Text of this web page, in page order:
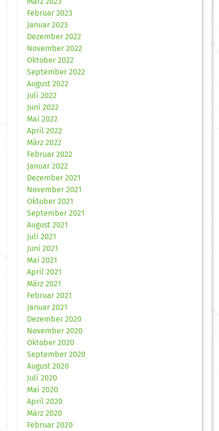
Februar 2023
Januar 2023
Dezember 2022
November 2022
Oktober 2022
September 2022
August 2022
Juli 2022
Juni 2022
Mai 2022
April 2022
März 2022
Februar 2022
Januar 2022
Dezember 2021
November 2021
Oktober 2021
September 2021
August 2021
Juli 2021
Juni 2021
Mai 2021
April 2021
März 2021
Februar 2021
Januar 2021
Dezember 2020
November 2020
Oktober 2020
September 2020
August 2020
Juli 2020
Mai 2020
April 2020
März 2020
Februar 2020